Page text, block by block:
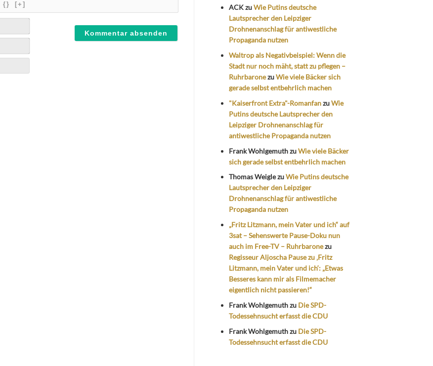
{} [+]
ACKzuWie Putins deutsche
Lautsprecher den Leipziger
Drohnenanschlag für antiwestliche
Propaganda nutzen
Waltrop als Negativbeispiel: Wenn die
Stadt nur noch mäht, statt zu pflegen –
RuhrbaronezuWie viele Bäcker sich
gerade selbst entbehrlich machen
"Kaiserfront Extra"-RomanfanzuWie
Putins deutsche Lautsprecher den
Leipziger Drohnenanschlag für
antiwestliche Propaganda nutzen
Frank WohlgemuthzuWie viele Bäcker
sich gerade selbst entbehrlich machen
Thomas WeiglezuWie Putins deutsche
Lautsprecher den Leipziger
Drohnenanschlag für antiwestliche
Propaganda nutzen
„Fritz Litzmann, mein Vater und ich“ auf
3sat – Sehenswerte Pause-Doku nun
auch im Free-TV – Ruhrbaronezu
Regisseur Aljoscha Pause zu ‚Fritz
Litzmann, mein Vater und ich‘: „Etwas
Besseres kann mir als Filmemacher
eigentlich nicht passieren!“
Frank Wohlgemuthzu Die SPD-
Todessehnsucht erfasst die CDU
Frank Wohlgemuthzu Die SPD-
Todessehnsucht erfasst die CDU